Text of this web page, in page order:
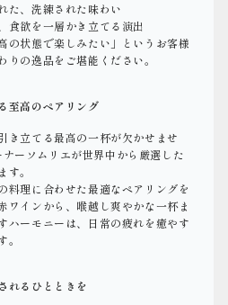
た、洗練された味わい
食欲を一層かき立てる演出
の状態で楽しみたい」というお客様
の逸品をご堪能ください。
至高のペアリング
き立てる最高の一杯が欠かせませ
ーソムリエが世界中から厳選した
。
料理に合わせた最適なペアリングを
ワインから、喉越し爽やかな一杯ま
ハーモニーは、日常の疲れを癒やす
れるひとときを